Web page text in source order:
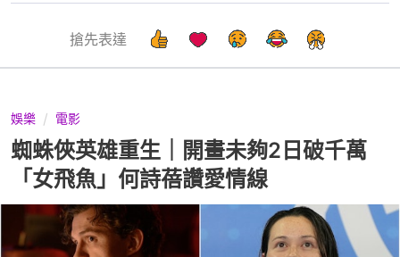
搶先表達
娛樂 電影
蜘蛛俠英雄重生｜開畫未夠2日破千萬
「女飛魚」何詩蓓讚愛情線